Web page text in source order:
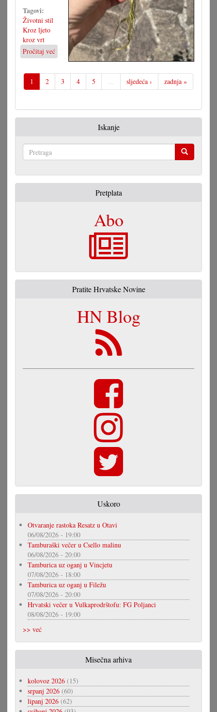
Tagovi:
Životni stil
Kroz ljeto
kroz vrt
Pročitaj već
Vegetativno
1
2 3 4 5 … sljedeća › zadnja »
Iskanje
Pretplata
Abo
Pratite Hrvatske Novine
HN Blog
Uskoro
Otvaranje rastoka Resatz u Otavi
06/08/2026 - 19:00
Tamburaški večer u Csello malinu
06/08/2026 - 20:00
Tamburica uz oganj u Vincjetu
07/08/2026 - 18:00
Tamburica uz oganj u Filežu
07/08/2026 - 20:00
Hrvatski večer u Vulkaprodrštofu: FG Poljanci
08/08/2026 - 19:00
>> već
Misečna arhiva
kolovoz 2026 (15)
srpanj 2026 (60)
lipanj 2026 (62)